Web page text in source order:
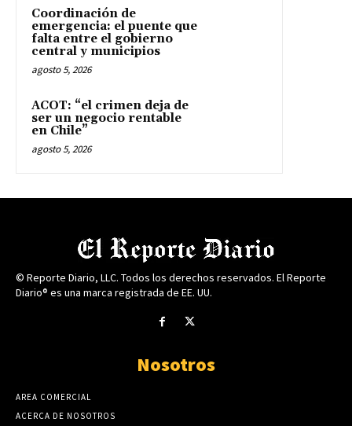
Coordinación de
emergencia: el puente que
falta entre el gobierno
central y municipios
agosto 5, 2026
ACOT: “el crimen deja de
ser un negocio rentable
en Chile”
agosto 5, 2026
© Reporte Diario, LLC. Todos los derechos reservados. El Reporte
Diario® es una marca registrada de EE. UU.
Nosotros
AREA COMERCIAL
ACERCA DE NOSOTROS